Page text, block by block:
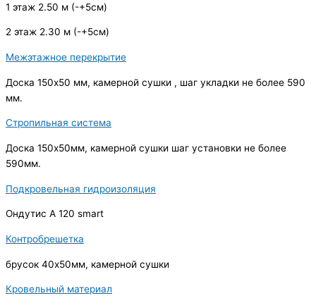
1 этаж 2.50 м (-+5см)
2 этаж 2.30 м (-+5см)
Межэтажное перекрытие
Доска 150х50 мм, камерной сушки , шаг укладки не более 590
мм.
Стропильная система
Доска 150х50мм, камерной сушки шаг установки не более
590мм.
Подкровельная гидроизоляция
Ондутис А 120 smart
Контробрешетка
брусок 40х50мм, камерной сушки
Кровельный материал